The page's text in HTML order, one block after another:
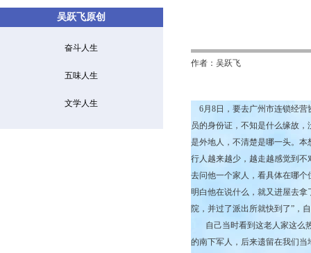
吴跃飞原创
奋斗人生
五味人生
文学人生
作者：吴跃飞
6月8日，要去广州市连锁经营
员的身份证，不知是什么缘故
是外地人，不清楚是哪一头。
行人越来越少，越走越感觉到
去问他一个家人，看具体在哪
明白他在说什么，就又进屋去
院，并过了派出所就快到了”，
自己当时看到这老人家这么热
的南下军人，后来遗留在我们